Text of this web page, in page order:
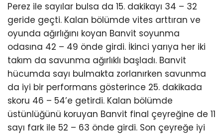
Perez ile sayılar bulsa da 15. dakikayı 34 – 32
geride geçti. Kalan bölümde vites arttıran ve
oyunda ağırlığını koyan Banvit soyunma
odasına 42 – 49 önde girdi. İkinci yarıya her iki
takım da savunma ağırlıklı başladı. Banvit
hücumda sayı bulmakta zorlanırken savunma
da iyi bir performans gösterince 25. dakikada
skoru 46 – 54’e getirdi. Kalan bölümde
üstünlüğünü koruyan Banvit final çeyreğine de 11
sayı fark ile 52 – 63 önde girdi. Son çeyreğe iyi